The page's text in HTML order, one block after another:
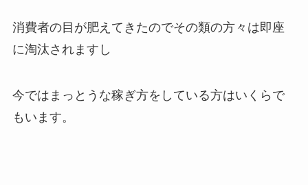
消費者の目が肥えてきたのでその類の方々は即座
に淘汰されますし
今ではまっとうな稼ぎ方をしている方はいくらで
もいます。